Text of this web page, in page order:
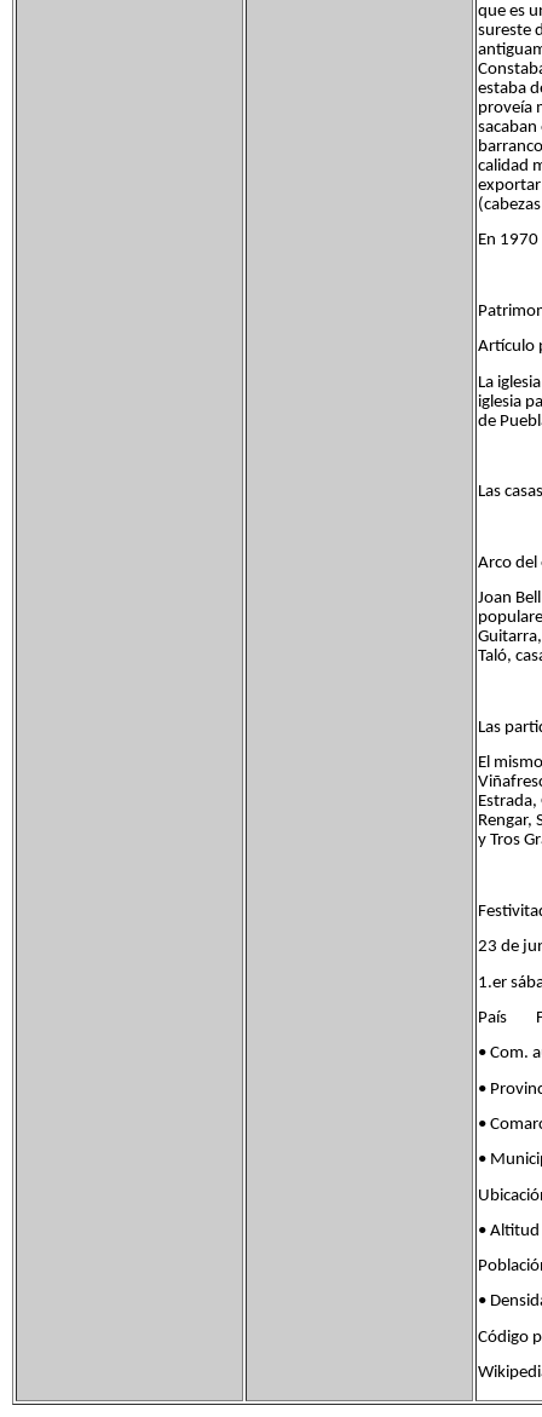
que es
sureste
estaba
proveía
calidad
exportar
En
Artículo
La
iglesia
de
Las
Arco del
Joan
Taló,
Las
El
Estrada,
Rengar,
y Tros
23 de
1.er
País
• Com.
•
•
•
•
•
Código